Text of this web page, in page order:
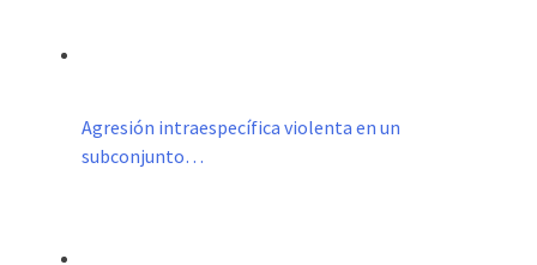
Agresión intraespecífica violenta en un
subconjunto…